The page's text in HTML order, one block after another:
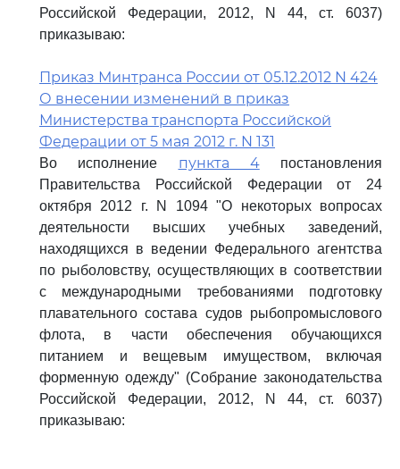
Российской Федерации, 2012, N 44, ст. 6037)
приказываю:
Приказ Минтранса России от 05.12.2012 N 424
О внесении изменений в приказ
Министерства транспорта Российской
Федерации от 5 мая 2012 г. N 131
Во исполнение пункта 4постановления
Правительства Российской Федерации от 24
октября 2012 г. N 1094 "О некоторых вопросах
деятельности высших учебных заведений,
находящихся в ведении Федерального агентства
по рыболовству, осуществляющих в соответствии
с международными требованиями подготовку
плавательного состава судов рыбопромыслового
флота, в части обеспечения обучающихся
питанием и вещевым имуществом, включая
форменную одежду" (Собрание законодательства
Российской Федерации, 2012, N 44, ст. 6037)
приказываю: